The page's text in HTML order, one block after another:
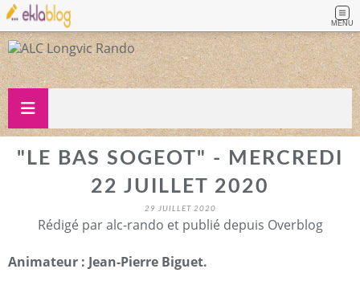
MENU
"LE BAS SOGEOT" - MERCREDI
22 JUILLET 2020
29 JUILLET 2020
Rédigé par alc-rando et publié depuis Overblog
Animateur : Jean-Pierre Biguet.